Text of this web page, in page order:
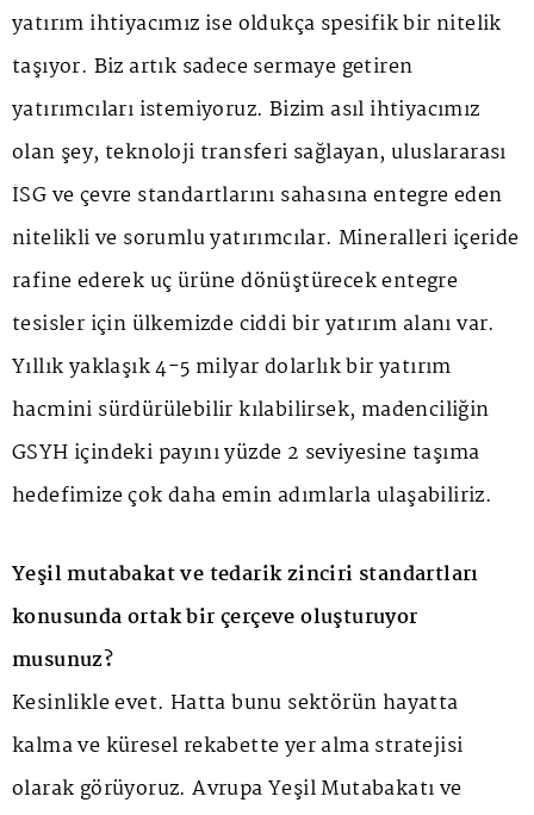
yatırım ihtiyacımız ise oldukça spesifik bir nitelik
taşıyor. Biz artık sadece sermaye getiren
yatırımcıları istemiyoruz. Bizim asıl ihtiyacımız
olan şey, teknoloji transferi sağlayan, uluslararası
İSG ve çevre standartlarını sahasına entegre eden
nitelikli ve sorumlu yatırımcılar. Mineralleri içeride
rafine ederek uç ürüne dönüştürecek entegre
tesisler için ülkemizde ciddi bir yatırım alanı var.
Yıllık yaklaşık 4-5 milyar dolarlık bir yatırım
hacmini sürdürülebilir kılabilirsek, madenciliğin
GSYH içindeki payını yüzde 2 seviyesine taşıma
hedefimize çok daha emin adımlarla ulaşabiliriz.
Yeşil mutabakat ve tedarik zinciri standartları
konusunda ortak bir çerçeve oluşturuyor
musunuz?
Kesinlikle evet. Hatta bunu sektörün hayatta
kalma ve küresel rekabette yer alma stratejisi
olarak görüyoruz. Avrupa Yeşil Mutabakatı ve